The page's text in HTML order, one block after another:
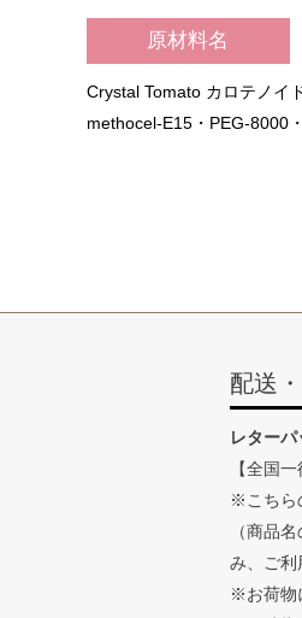
原材料名
Crystal Tomato カロテノイ
methocel-E15・PEG-8000
配送
レター
【全国
※こちら
（商品
み、ご利
※お荷物